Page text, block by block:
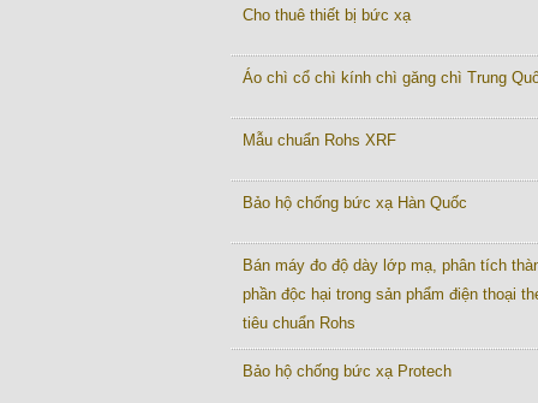
Cho thuê thiết bị bức xạ
Áo chì cổ chì kính chì găng chì Trung
Mẫu chuẩn Rohs XRF
Bảo hộ chống bức xạ Hàn Quốc
Bán máy đo độ dày lớp mạ, phân tích
phần độc hại trong sản phẩm điện thoại
tiêu chuẩn Rohs
Bảo hộ chống bức xạ Protech